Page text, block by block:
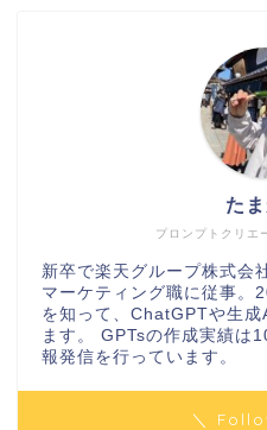
プロンプトクリエ
た
新卒で楽天グループ株式会
マーケティング職に従事。
を知って、ChatGPTや生成
ます。 GPTsの作成実績は
報発信を行っています。
＼